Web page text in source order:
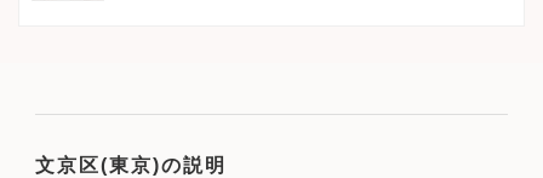
文京区(東京)の説明